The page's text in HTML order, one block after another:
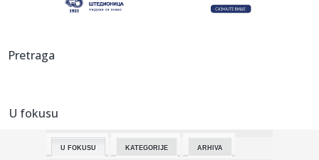
23:16:Heroji sa Olimpa! Srbi sat vremena vodili borbu za život na
23:06:
23:04:
Od jutarnje kafe do večernjeg izlaska: Crne haljine do 3.000
Pretraga
U fokusu
U FOKUSU KATEGORIJE ARHIVA